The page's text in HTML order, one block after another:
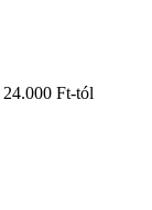
24.000 Ft-tól